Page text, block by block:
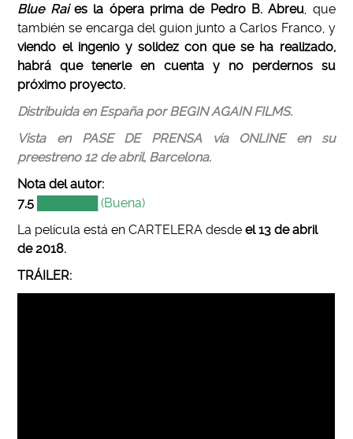
Blue Raies la ópera prima de Pedro B. Abreu , que
también se encarga del guion junto a Carlos Franco, y
viendo el ingenio y solidez con que se ha realizado,
habrá que tenerle en cuenta y no perdernos su
próximo proyecto.
Distribuida en España por BEGIN AGAIN FILMS.
Vista en PASE DE PRENSA vía ONLINE en su
preestreno 12 de abril, Barcelona.
Nota del autor:
7,5 ███████ (Buena)
La película está en CARTELERA desde el 13 de abril
de 2018.
TRÁILER: